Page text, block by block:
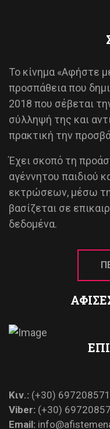
Το κίνημα «Αφήστε
προσπάθεια που
2018 που σέβεται
σύλληψή της και
πρακτική την
Έχει σκοπό τη
αγέννητου παιδιού
εκτρώσεων, μέσω
βασίζεται σε
δεδομένα.
Κιν.: (+30)
Viber: (+30)
Email: